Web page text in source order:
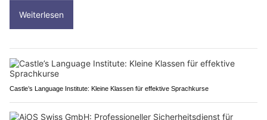
Weiterlesen
Castle’s Language Institute: Kleine Klassen für effektive Sprachkurse